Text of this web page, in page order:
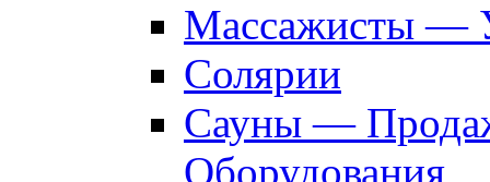
Массажисты —
Солярии
Сауны —
Оборудования